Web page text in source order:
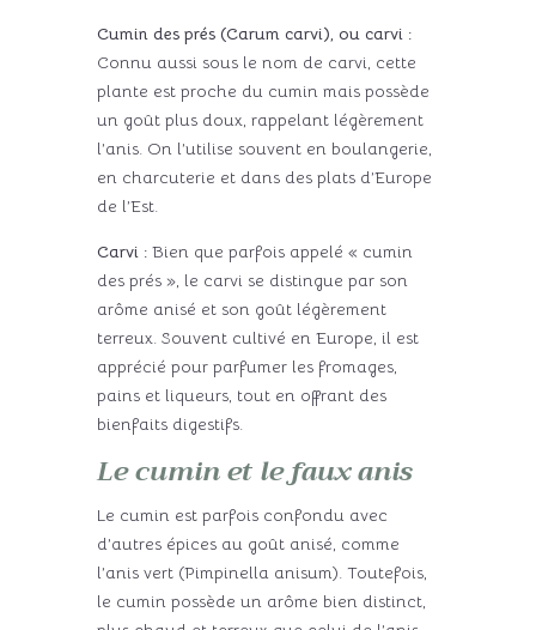
Cumin des prés (Carum carvi), ou carvi :
Connu aussi sous le nom de carvi, cette
plante est proche du cumin mais possède
un goût plus doux, rappelant légèrement
l’anis. On l’utilise souvent en boulangerie,
en charcuterie et dans des plats d’Europe
de l’Est.
Carvi :Bien que parfois appelé « cumin
des prés », le carvi se distingue par son
arôme anisé et son goût légèrement
terreux. Souvent cultivé en Europe, il est
apprécié pour parfumer les fromages,
pains et liqueurs, tout en offrant des
bienfaits digestifs.
Le cumin et le faux anis
Le cumin est parfois confondu avec
d’autres épices au goût anisé, comme
l’anis vert (Pimpinella anisum). Toutefois,
le cumin possède un arôme bien distinct,